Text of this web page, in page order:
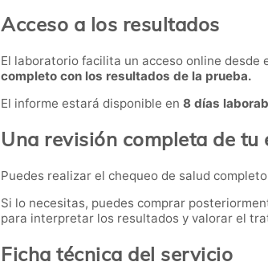
Acceso a los resultados
El laboratorio facilita un acceso online desde
completo con los resultados de la prueba.
El informe estará disponible en 8 días
Una revisión completa de tu
Puedes realizar el chequeo de salud completo
Si lo necesitas, puedes comprar
para interpretar los resultados y valorar el
Ficha técnica del servicio